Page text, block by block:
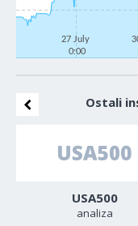
27 July
0:00
Ostali
USA500
analiza